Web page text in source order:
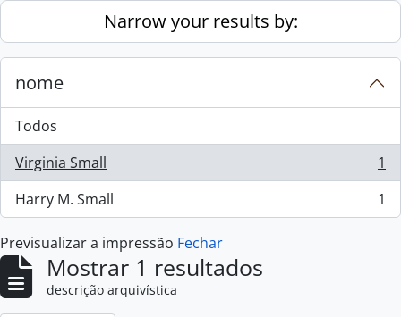
Skip to main contentNarrow your results by:
nome
Todos
Virginia Small
, 1 resultados
1
Harry M. Small
, 1 resultados 1
Previsualizar a impressão Fechar
Mostrar 1 resultados
descrição arquivística